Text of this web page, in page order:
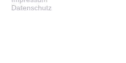
Datenschutz